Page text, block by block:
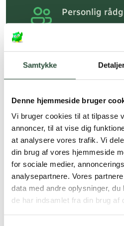
Samtykke
Denne hjemmeside bruger
Vi bruger cookies til at tilpasse
annoncer, til at vise dig
at analysere vores trafik. Vi
din brug af vores hjemmeside
for sociale medier,
analysepartnere. Vores
data med andre oplysninger,
de har indsamlet fra din brug af
Personlig
Hurtig
Faste lave
*Gælder ikke
Stort udvalg
produkter
Vi tilbyder et stort
cremer, vitaminer
produkter – altid
Læs mere om